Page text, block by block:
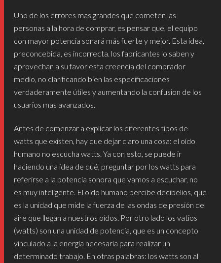
Uno de los errores mas grandes que cometen las
personas a la hora de comprar, es pensar que, el equipo
con mayor potencia sonará más fuerte y mejor. Esta idea,
preconcebida, es incorrecta. los fabricantes lo saben y
aprovechan a su favor esta creencia del comprador
medio, no clarificando bien las especificaciones
verdaderamente útiles y aumentando la confusion de los
usuarios mas avanzados.
Antes de comenzar a explicar los diferentes tipos de
watts que existen, hay que dejar claro una cosa: el oído
humano no escucha watts. Ya con esto, se puede ir
haciendo una idea de qué, preguntar por los watts para
referirse a la potencia sonora que vamos a escuchar, no
es muy inteligente. El oído humano percibe decibelios, que
es la unidad que mide la fuerza de las ondas de presión del
aire que llegan a nuestros oídos. Por otro lado los vatios
(watts) son una unidad de potencia, que es un concepto
vinculado a la energía necesaria para realizar un
determinado trabajo. En otras palabras: los watts son al